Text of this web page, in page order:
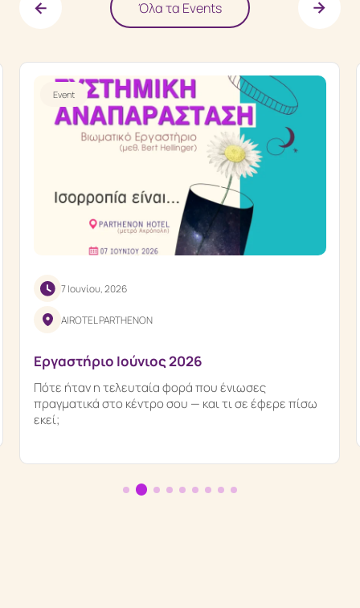
Όλα τα Events
Event
7 Ιουνίου, 2026
AIROTEL PARTHENON
Εργαστήριο Ιούνιος 2026
Πότε ήταν η τελευταία φορά που ένιωσες
πραγματικά στο κέντρο σου — και τι σε έφερε πίσω
εκεί;